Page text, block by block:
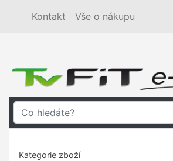
Kontakt Vše o nákupu
Kategorie zboží